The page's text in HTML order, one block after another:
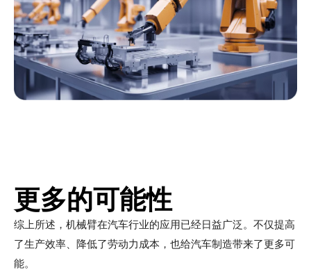
更多的可能性
综上所述，机械臂在汽车行业的应用已经日益广泛。不仅提高
了生产效率、降低了劳动力成本，也给汽车制造带来了更多可
能。